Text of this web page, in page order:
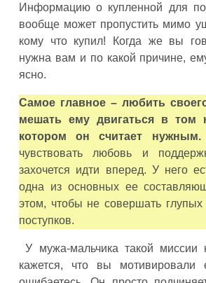
Информацию о купленной для
вообще может пропустить мимо
кому что купил! Когда же вы
нужна вам и по какой причине,
ясно.
Самое главное – любить
мешать ему двигаться в том
котором он считает нужным.
чувствовать любовь и
захочется идти вперед. У него
одна из основных ее
этом, чтобы не совершать
поступков.
У мужа-мальчика такой
кажется, что вы мотивировали